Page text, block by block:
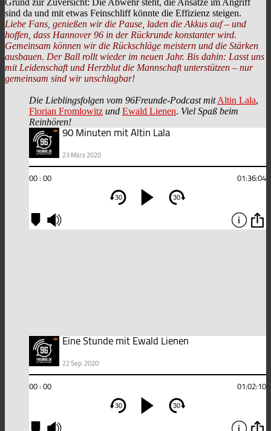
sind da und mit etwas Feinschliff könnte die Effizienz steigen.
Liebe Fans, genießen wir die Pause, laden die Akkus auf – und
hoffen, dass Hannover 96 in der Rückrunde konstanter wird.
Gemeinsam können wir die Rückschläge meistern und die Stärken
ausbauen. Der Ball rollt wieder im neuen Jahr. Bis dahin: Lasst uns
mit Leidenschaft und Herzblut die Mannschaft unterstützen – nur
gemeinsam sind wir unschlagbar!
Die Lieblingsfolgen vom 96Freunde-Podcast mit Altin Lala,
Florian Fromlowitz und Ewald Lienen. Viel Spaß beim
Reinhören!